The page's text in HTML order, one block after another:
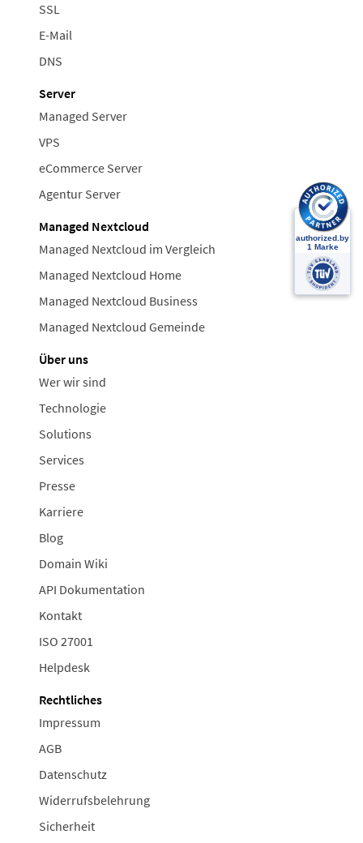
SSL
E-Mail
DNS
Server
Managed Server
VPS
eCommerce Server
Agentur Server
Managed Nextcloud
Managed Nextcloud im Vergleich
Managed Nextcloud Home
Managed Nextcloud Business
Managed Nextcloud Gemeinde
Über uns
Wer wir sind
Technologie
Solutions
Services
Presse
Karriere
Blog
Domain Wiki
API Dokumentation
Kontakt
ISO 27001
Helpdesk
Rechtliches
Impressum
AGB
Datenschutz
Widerrufsbelehrung
Sicherheit